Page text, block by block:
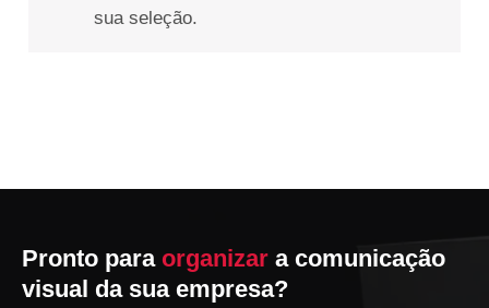
sua seleção.
Pronto para organizar a comunicação
visual da sua empresa?